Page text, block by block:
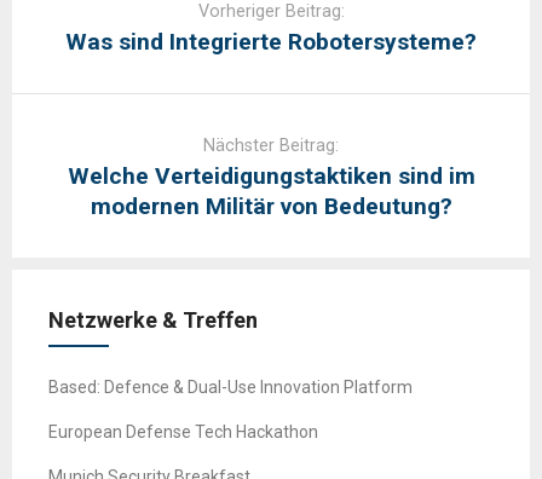
Vorheriger Beitrag:
Was sind Integrierte Robotersysteme?
Nächster Beitrag:
Welche Verteidigungstaktiken sind im
modernen Militär von Bedeutung?
Netzwerke & Treffen
Based: Defence & Dual-Use Innovation Platform
European Defense Tech Hackathon